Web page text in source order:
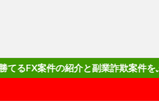
介と副業詐欺案件をぶっ叩きまく